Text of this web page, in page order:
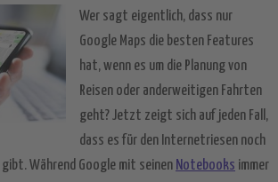
Wer sagt eigentlich, dass nur
Google Maps die besten Features
hat, wenn es um die Planung von
Reisen oder anderweitigen Fahrten
geht? Jetzt zeigt sich auf jeden Fall,
dass es für den Internetriesen noch
Während Google mit seinen Notebooks immer